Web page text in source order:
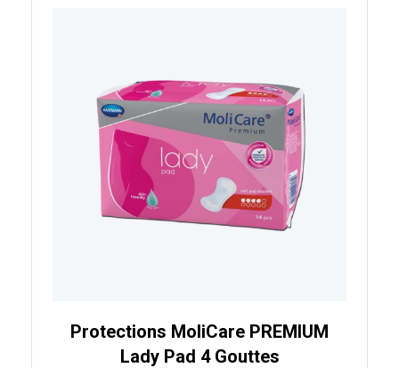
Protections MoliCare PREMIUM
Lady Pad 4 Gouttes